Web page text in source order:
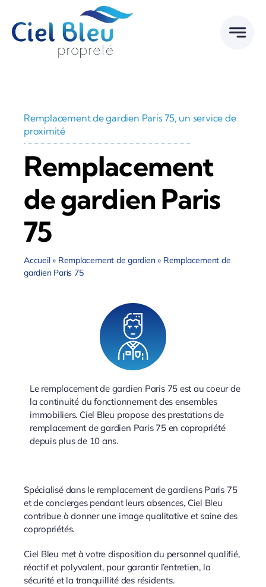
contenu
Remplacement de gardien Paris 75, un service de
proximité
Remplacement
de gardien Paris
75
Accueil» Remplacement de gardien» Remplacement de
gardien Paris 75
Le remplacement de gardien Paris 75 est au coeur de
la continuité du fonctionnement des ensembles
immobiliers. Ciel Bleu propose des prestations de
remplacement de gardien Paris 75 en copropriété
depuis plus de 10 ans.
Spécialisé dans le remplacement de gardiens Paris 75
et de concierges pendant leurs absences, Ciel Bleu
contribue à donner une image qualitative et saine des
copropriétés.
Ciel Bleu met à votre disposition du personnel qualifié,
réactif et polyvalent, pour garantir l’entretien, la
sécurité et la tranquillité des résidents.